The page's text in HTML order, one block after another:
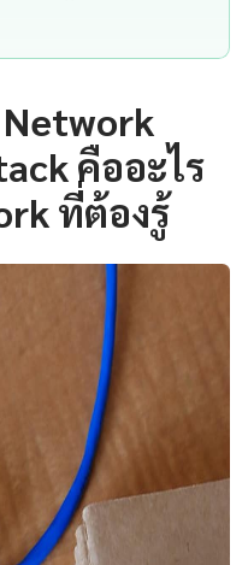
คืออะไร
ที่ต้องรู้